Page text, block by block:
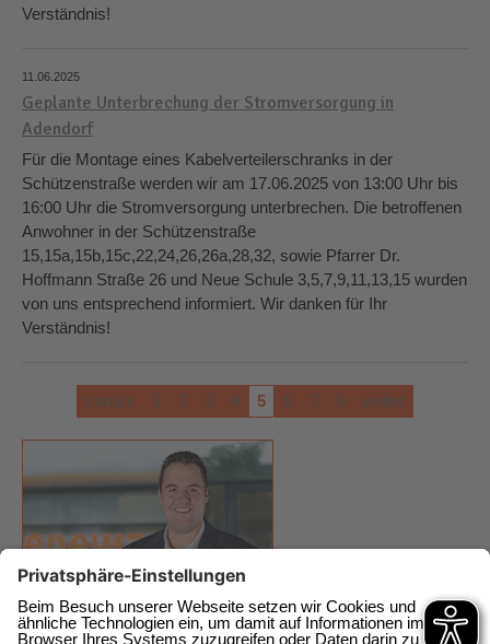
Verständnis!
11.06.2025
Geplante Unterbrechung der Stromversorgung in
Adendorf
Für die Montage eines Kabelverteilerschranks in der
Schützenstraße werden wir am 17.06.2025 von 13:00 Uhr bis
16:00 Uhr die Stromversorgung unterbrechen. Die betroffenen
Anwohner in der Schützenstraße
15,15a,15b,15c,22,24,26,26a,28,32, sowie Pfarrer Dr.
Hoffmann Straße 26 und Neue Schule 3,5,7,9,11,13,15 wurden
von uns entsprechend informiert. Wir danken für Ihr
Verständnis!
zurück 1 2 3 4 5 6 7 8 weiter